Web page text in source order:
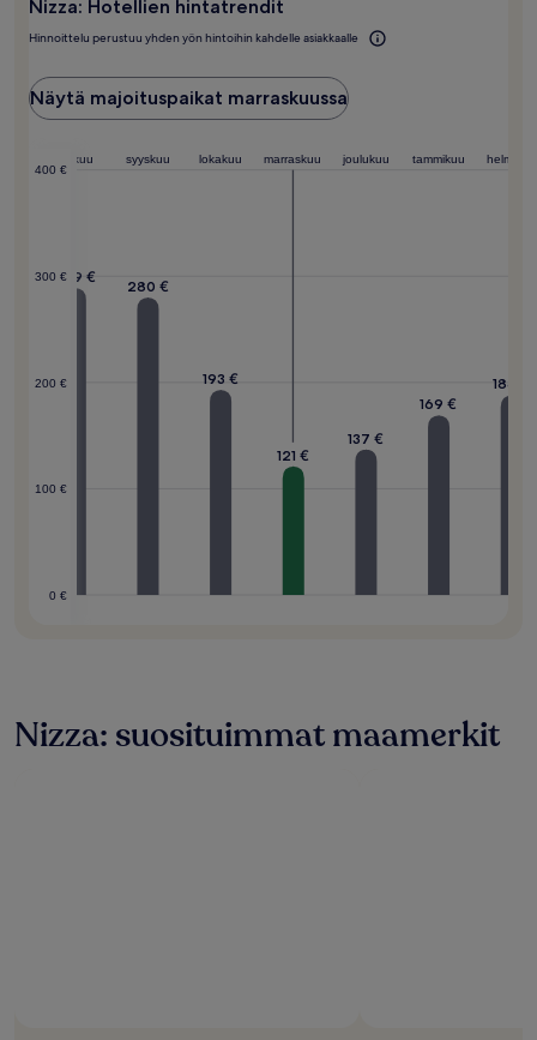
Nizza: Hotellien hintatrendit
Hinnoittelu perustuu yhden yön hintoihin kahdelle asiakkaalle
Näytä majoituspaikat marraskuussa
0 €
100 €
200 €
300 €
400 €
elokuu syyskuu lokakuu marraskuu joulukuu tammikuu helmikuu
289 €
280 €
193 €
121 €
137 €
169 €
188 €
Nizza: suosituimmat maamerkit